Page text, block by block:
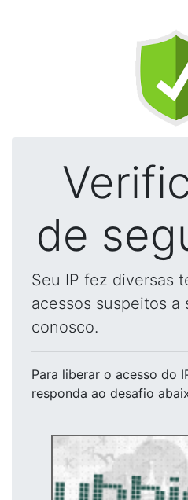
de
Seu IP fez diversas
acessos suspeitos a
conosco.
Para liberar o acesso do
responda ao desafio